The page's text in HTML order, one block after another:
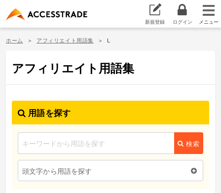
新規登録 ログイン
ホーム アフィリエイト用語集 L
アフィリエイト用語集
用語を探す
検索
頭文字から用語を探す